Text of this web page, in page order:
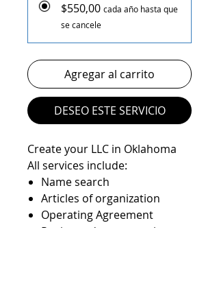
$550,00 cada año hasta que
se cancele
Agregar al carrito
DESEO ESTE SERVICIO
Create your LLC in Oklahoma
All services include:
Name search
Articles of organization
Operating Agreement
Registered agent service